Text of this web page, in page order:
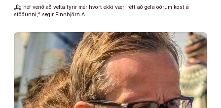
„Ég hef verið að velta fyrir mér hvort ekki væri rétt að gefa öðrum kost á
stöðunni,“ segir Finnbjörn A. …